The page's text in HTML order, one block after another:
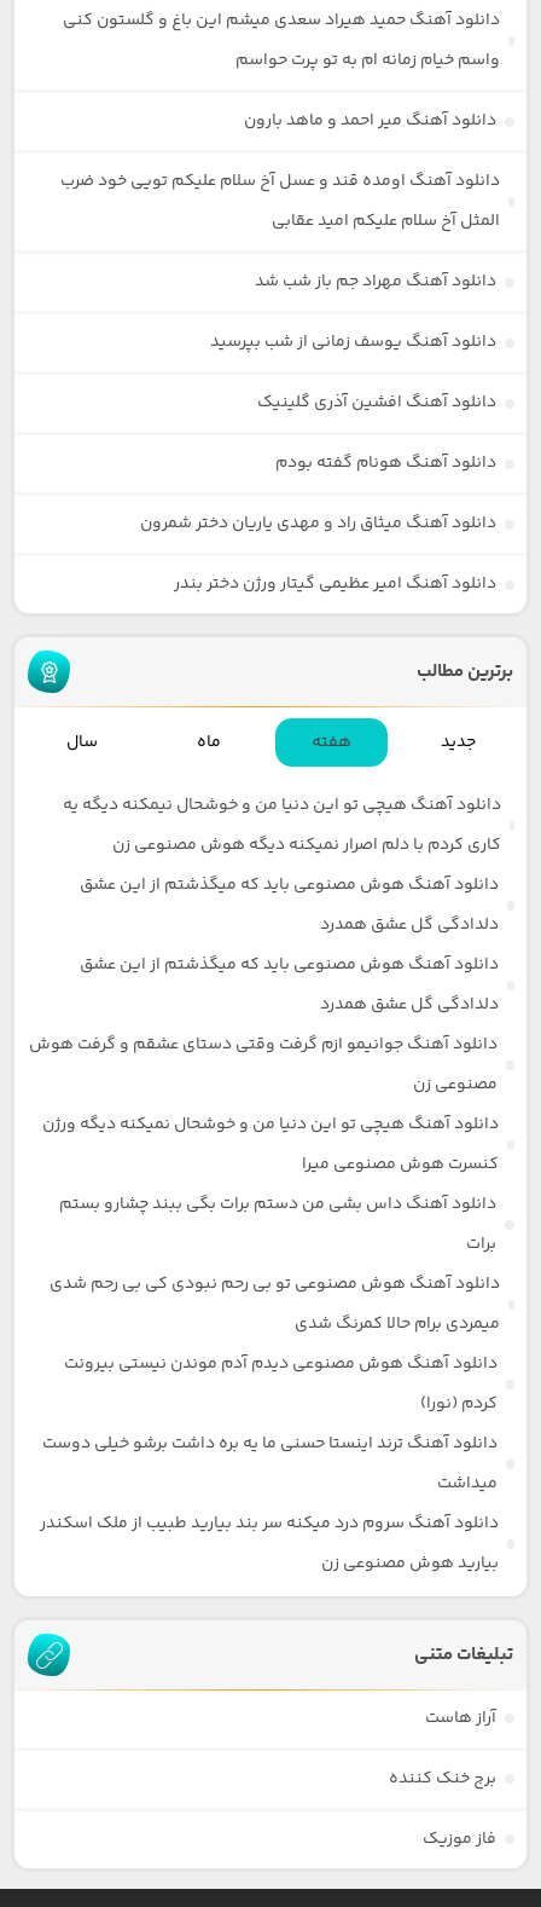
دانلود آهنگ حمید هیراد سعدی میشم این باغ و گلستون کنی
واسم خیام زمانه ام به تو پرت حواسم
دانلود آهنگ میر احمد و ماهد بارون
دانلود آهنگ اومده قند و عسل آخ سلام علیکم تویی خود ضرب
المثل آخ سلام علیکم امید عقابی
دانلود آهنگ مهراد جم باز شب شد
دانلود آهنگ یوسف زمانی از شب بپرسید
دانلود آهنگ افشین آذری گلینیک
دانلود آهنگ هونام گفته بودم
دانلود آهنگ میثاق راد و مهدی یاریان دختر شمرون
دانلود آهنگ امیر عظیمی گیتار ورژن دختر بندر
برترین مطالب
جدید هفته ماه سال
دانلود آهنگ هیچی تو این دنیا من و خوشحال نیمکنه دیگه یه
کاری کردم با دلم اصرار نمیکنه دیگه هوش مصنوعی زن
دانلود آهنگ هوش مصنوعی باید که میگذشتم از این عشق
دلدادگی گل عشق همدرد
دانلود آهنگ هوش مصنوعی باید که میگذشتم از این عشق
دلدادگی گل عشق همدرد
دانلود آهنگ جوانیمو ازم گرفت وقتی دستای عشقم و گرفت هوش
مصنوعی زن
دانلود آهنگ هیچی تو این دنیا من و خوشحال نمیکنه دیگه ورژن
کنسرت هوش مصنوعی میرا
دانلود آهنگ داس بشی من دستم برات بگی ببند چشارو بستم
برات
دانلود آهنگ هوش مصنوعی تو بی رحم نبودی کی بی رحم شدی
میمردی برام حالا کمرنگ شدی
دانلود آهنگ هوش مصنوعی دیدم آدم موندن نیستی بیرونت
کردم (نورا)
دانلود آهنگ ترند اینستا حسنی ما یه بره داشت برشو خیلی دوست
میداشت
دانلود آهنگ سروم درد میکنه سر بند بیارید طبیب از ملک اسکندر
بیارید هوش مصنوعی زن
تبلیغات متنی
آراز هاست
برج خنک کننده
فاز موزیک